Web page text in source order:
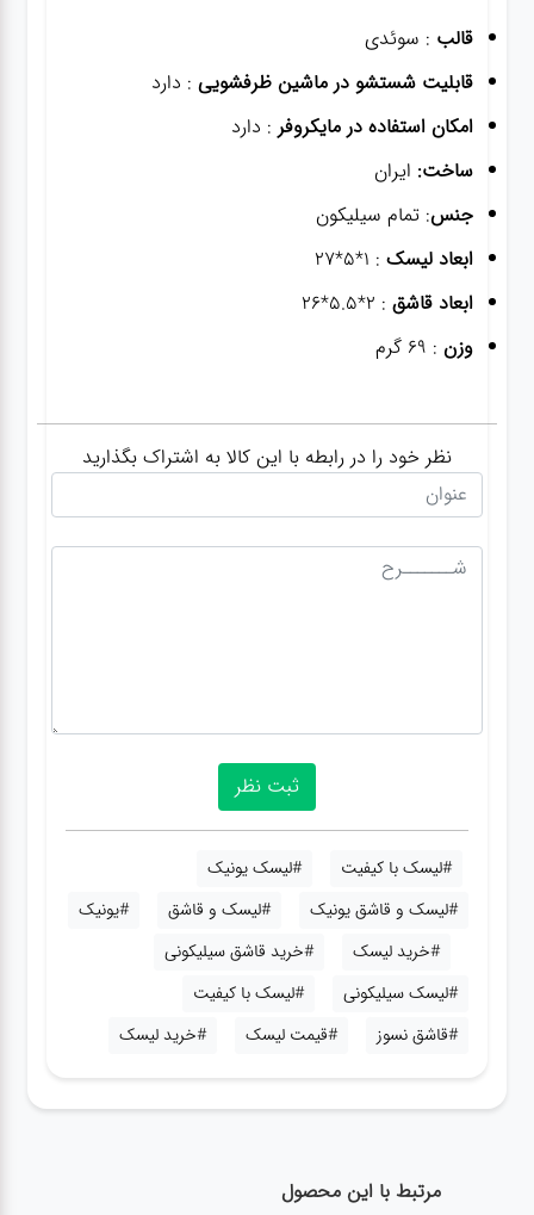
قالب : سوئدی
قابلیت شستشو در ماشین ظرفشویی : دارد
امکان استفاده در مایکروفر : دارد
ساخت: ایران
جنس: تمام سیلیکون
ابعاد لیسک : 1*5*27
ابعاد قاشق : 2*5.5*26
وزن : 69 گرم
نظر خود را در رابطه با این کالا به اشتراک بگذارید
#لیسک با کیفیت
#لیسک یونیک
#لیسک و قاشق یونیک
#لیسک و قاشق
#یونیک
#خرید لیسک
#خرید قاشق سیلیکونی
#لیسک سیلیکونی
#لیسک با کیفیت
#قاشق نسوز
#قیمت لیسک #خرید لیسک
مرتبط با این محصول